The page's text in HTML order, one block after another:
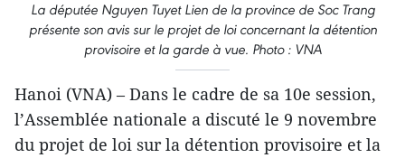
La députée Nguyen Tuyet Lien de la province de Soc Trang
présente son avis sur le projet de loi concernant la détention
provisoire et la garde à vue. Photo : VNA
Hanoi (VNA) – Dans le cadre de sa 10e session,
l’Assemblée nationale a discuté le 9 novembre
du projet de loi sur la détention provisoire et la